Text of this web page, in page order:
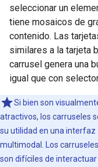
seleccionar un
tiene mosaicos de
contenido. Las
similares a la tarjeta
carrusel genera una
igual que con
Si bien son
atractivos, los carruseles
su utilidad en una interfaz
multimodal. Los carruseles
son difíciles de interactuar